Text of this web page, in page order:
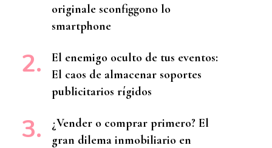
originale sconfiggono lo
smartphone
El enemigo oculto de tus eventos:
El caos de almacenar soportes
publicitarios rígidos
¿Vender o comprar primero? El
gran dilema inmobiliario en